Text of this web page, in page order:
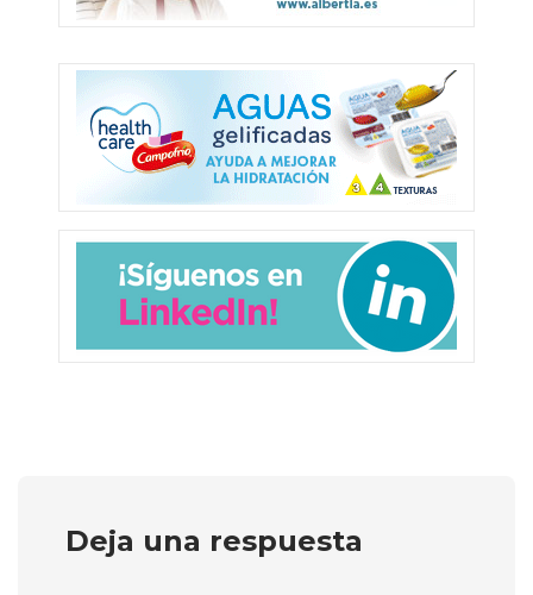
Deja una respuesta